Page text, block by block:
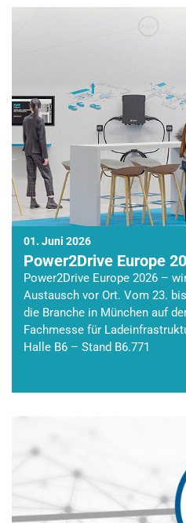
01. Juni 2026
Power2Drive Europe
Power2Drive Europe 2026 –
Austausch vor Ort. Vom 23.
die Branche in München auf
Fachmesse für
Halle B6 – Stand B6.771